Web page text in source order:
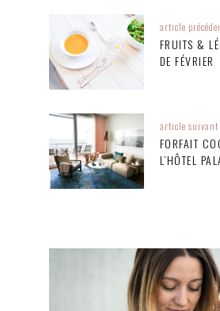
article
FRUITS &
DE FÉVRIER
article suivant
FORFAIT
L’HÔTEL